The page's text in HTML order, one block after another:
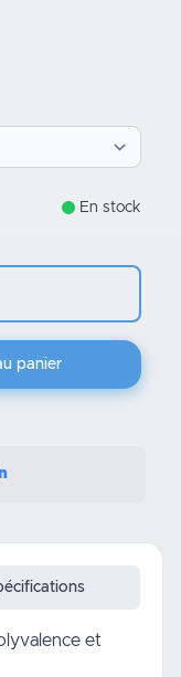
En stock
panier
et